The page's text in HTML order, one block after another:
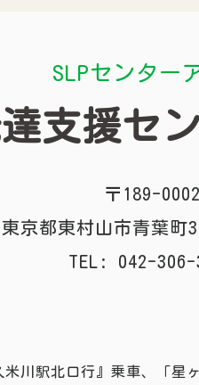
SLPセンター
支援セ
〒189-0002
東京都東村山市青葉町
TEL: 042-306-
米川駅北口行』乗車、「星